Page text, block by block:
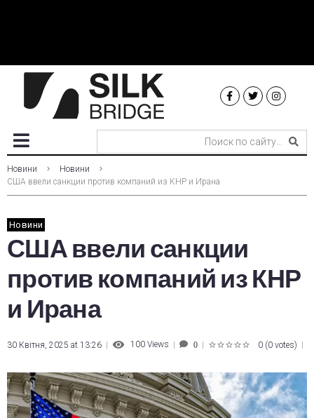
Новини
Новини
США ввели санкции против компаний из КНР и Ирана
Новини
США ввели санкции
против компаний из КНР
и Ирана
30 Квітня, 2025 at 13:26 100 Views 0 0 (0 votes)